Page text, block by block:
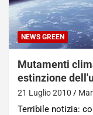
NEWS GREEN
Mutamenti
estinzione
21 Luglio 2010
Terribile notizia: